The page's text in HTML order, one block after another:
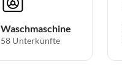
Waschmaschine
58 Unterkünfte